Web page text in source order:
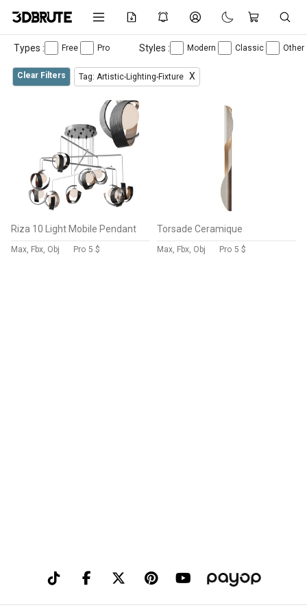
Types : Free Pro Styles : Modern Classic Other
Clear Filters Tag: Artistic-Lighting-Fixture X
Riza 10 Light Mobile Pendant
Max, Fbx, Obj Pro 5 $
Torsade Ceramique
Max, Fbx, Obj Pro 5 $